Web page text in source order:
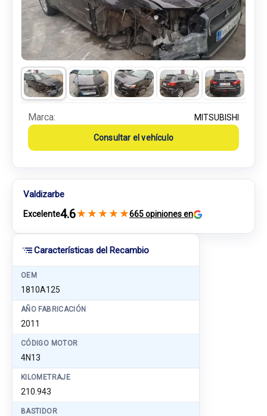
Características del Recambio
OEM
1810A125
AÑO FABRICACIÓN
2011
CÓDIGO MOTOR
4N13
KILOMETRAJE
210.943
BASTIDOR
Marca: MITSUBISHI
Consultar el vehículo
Valdizarbe
Excelente4.6★ ★ ★ ★ ★665 opiniones en